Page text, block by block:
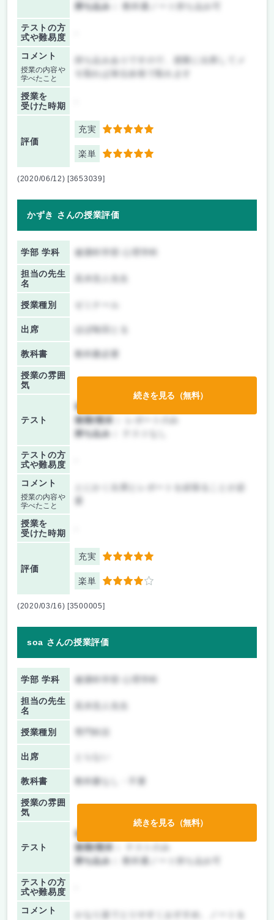
持ち込み：
教科書ノート持ち込み可
テストの方
式や難易度
コメント
授業の内容や
学べたこと
持ち込みありですので、授業に出席してメ
授業を
受けた時期
評価
充実 5
楽単 5
(2020/06/12) [3653039]
かずき さんの授業評価
学部 学科 健康科学部 心理学科
担当の先生
名
授業種別
出席 ほぼ毎回とる
教科書 教科書必要
授業の雰囲
気
テスト
前期/中間：
後期/期末：
持ち込み：
テストの方
式や難易度
コメント
授業の内容や
学べたこと
授業を
受けた時期
評価
充実 5
楽単 4
続きを見る（無料）
(2020/03/16) [3500005]
soa さんの授業評価
学部 学科 健康科学部 心理学科
担当の先生
名
授業種別
出席
教科書 教科書なし・不要
授業の雰囲
気
テスト
前期/中間：
後期/期末：
持ち込み：
教科書ノート持ち込み可
テストの方
式や難易度
コメント
続きを見る（無料）